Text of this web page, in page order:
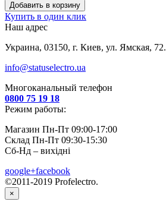
Добавить в корзину
Купить в один клик
Наш адрес
Украина, 03150, г. Киев, ул. Ямская, 72.
info@statuselectro.ua
Многоканальный телефон
0800 75 19 18
Режим работы:
Магазин Пн-Пт 09:00-17:00
Склад Пн-Пт 09:30-15:30
Сб-Нд – вихідні
google+facebook
©2011-2019 Profelectro.
×